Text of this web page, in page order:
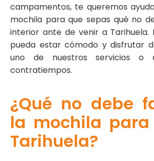
campamentos, te queremos
mochila para que sepas qué no
interior ante de venir a Tarihuela.
pueda estar cómodo y disfrutar
uno de nuestros servicios o
contratiempos.
¿Qué no debe
la mochila
Tarihuela?